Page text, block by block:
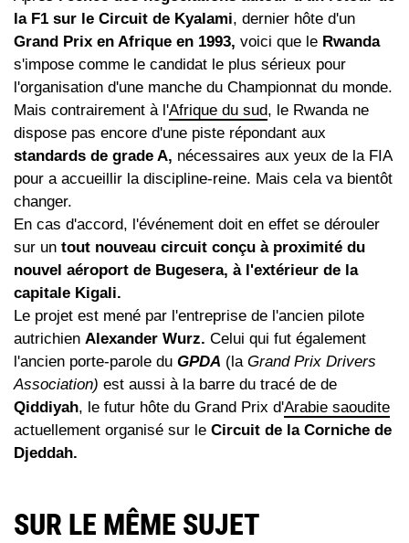
la F1 sur le Circuit de Kyalami, dernier hôte d'un
Grand Prix en Afrique en 1993, voici que le Rwanda
s'impose comme le candidat le plus sérieux pour
l'organisation d'une manche du Championnat du monde.
Mais contrairement à l'Afrique du sud, le Rwanda ne
dispose pas encore d'une piste répondant aux
standards de grade A, nécessaires aux yeux de la FIA
pour a accueillir la discipline-reine. Mais cela va bientôt
changer.
En cas d'accord, l'événement doit en effet se dérouler
sur un tout nouveau circuit conçu à proximité du
nouvel aéroport de Bugesera, à l'extérieur de la
capitale Kigali.
Le projet est mené par l'entreprise de l'ancien pilote
autrichien Alexander Wurz. Celui qui fut également
l'ancien porte-parole du GPDA (la Grand Prix Drivers
Association) est aussi à la barre du tracé de de
Qiddiyah, le futur hôte du Grand Prix d'Arabie saoudite
actuellement organisé sur le Circuit de la Corniche de
Djeddah.
SUR LE MÊME SUJET